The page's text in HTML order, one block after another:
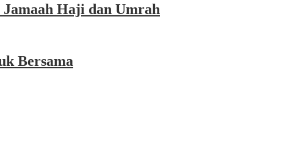
Haji dan Umrah
Bersama